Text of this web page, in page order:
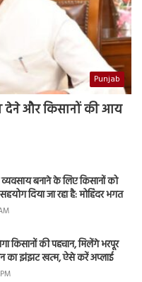
Punjab
देने और किसानों की आय
व्यवसाय बनाने के लिए किसानों को
दिया जा रहा है: मोहिंदर भगत
किसानों की पहचान, मिलेंगे भरपूर
का झंझट खत्म, ऐसे करें अप्लाई